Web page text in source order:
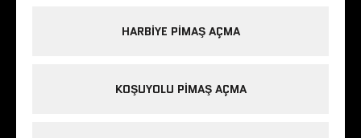
HARBIYE PIMAŞ AÇMA
KOŞUYOLU PIMAŞ AÇMA